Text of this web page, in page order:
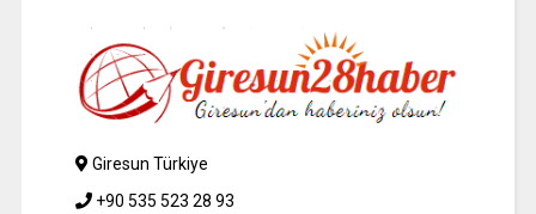
Giresun Türkiye
+90 535 523 28 93